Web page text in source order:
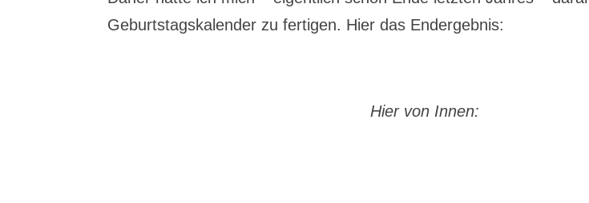
Geburtstagskalender zu fertigen. Hier das Endergebnis:
Hier von Innen: